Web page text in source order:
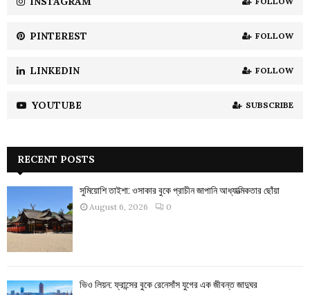
H
PINTEREST FOLLOW
LINKEDIN FOLLOW
YOUTUBE SUBSCRIBE
RECENT POSTS
সুমিয়োশি তাইশা: ওসাকার বুকে প্রাচীন জাপানি আধ্যাত্মিকতার ছোঁয়া
August 6, 2026 0
ভিও লিয়ন: ফ্রান্সের বুকে রেনেসাঁস যুগের এক জীবন্ত জাদুঘর